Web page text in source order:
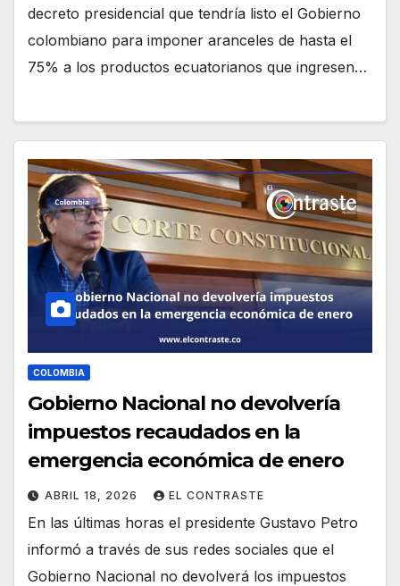
decreto presidencial que tendría listo el Gobierno
colombiano para imponer aranceles de hasta el
75% a los productos ecuatorianos que ingresen…
COLOMBIA
Gobierno Nacional no devolvería
impuestos recaudados en la
emergencia económica de enero
ABRIL 18, 2026 EL CONTRASTE
En las últimas horas el presidente Gustavo Petro
informó a través de sus redes sociales que el
Gobierno Nacional no devolverá los impuestos